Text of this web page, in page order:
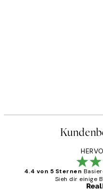
4.4 von 5 Sternen
Sieh dir einige